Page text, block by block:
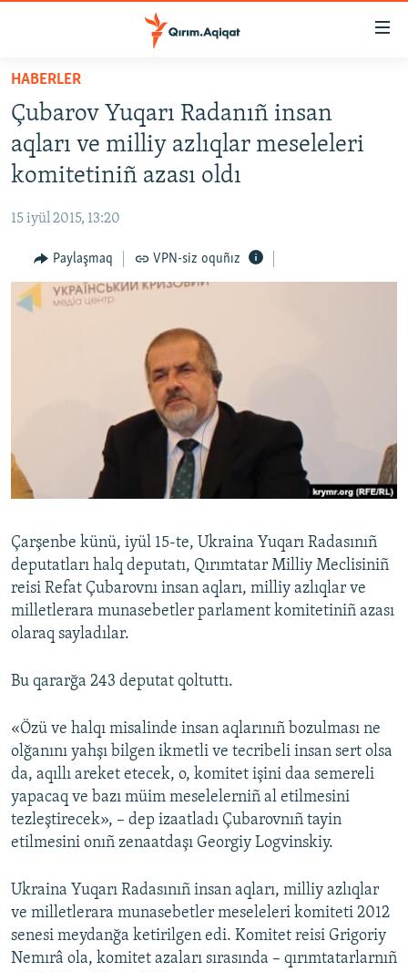
Esas
qaytmaq
Baş
navigatsiyağa
qaytmaq
Qıdıruvğa
qaytmaq
HABERLER
SİYASET
İQTİSADİYAT
MEDENİYET
İNSAN AQLARI
VİDEO
Українською
RFE/RS bütün saytları
HABERLER
Çubarov Yuqarı Radanıñ insan
aqları ve milliy azlıqlar meseleleri
komitetiniñ azası oldı
15 iyül 2015, 13:20
Paylaşmaq VPN-siz oquñız
Çarşenbe künü, iyül 15-te, Ukraina Yuqarı Radasınıñ
deputatları halq deputatı, Qırımtatar Milliy Meclisiniñ
reisi Refat Çubarovnı insan aqları, milliy azlıqlar ve
milletlerara munasebetler parlament komitetiniñ azası
olaraq sayladılar.
Bu qararğa 243 deputat qoltuttı.
«Özü ve halqı misalinde insan aqlarınıñ bozulması ne
olğanını yahşı bilgen ikmetli ve tecribeli insan sert olsa
da, aqıllı areket etecek, o, komitet işini daa semereli
yapacaq ve bazı müim meselelerniñ al etilmesini
tezleştirecek», – dep izaatladı Çubarovnıñ tayin
etilmesini onıñ zenaatdaşı Georgiy Logvinskiy.
Ukraina Yuqarı Radasınıñ insan aqları, milliy azlıqlar
ve milletlerara munasebetler meseleleri komiteti 2012
senesi meydanğa ketirilgen edi. Komitet reisi Grigoriy
Nemırâ ola, komitet azaları sırasında – qırımtatarlarnıñ